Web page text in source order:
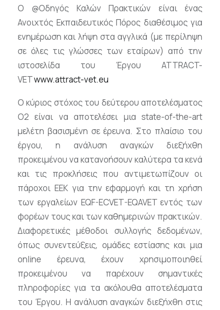
Ο @Οδηγός Καλών Πρακτικών είναι ένας
Ανοιχτός Εκπαιδευτικός Πόρος διαθέσιμος για
ενημέρωση και λήψη στα αγγλικά (με περίληψη
σε όλες τις γλώσσες των εταίρων) από την
ιστοσελίδα του Έργου ATTRACT-
VETwww.attract-vet.eu
Ο κύριος στόχος του δεύτερου αποτελέσματος
Ο2 είναι να αποτελέσει μια state-of-the-art
μελέτη βασισμένη σε έρευνα. Στο πλαίσιο του
έργου, η ανάλυση αναγκών διεξήχθη
προκειμένου να κατανοήσουν καλύτερα τα κενά
και τις προκλήσεις που αντιμετωπίζουν οι
πάροχοι ΕΕΚ για την εφαρμογή και τη χρήση
των εργαλείων EQF-ECVET-EQAVET εντός των
φορέων τους και των καθημερινών πρακτικών.
Διαφορετικές μέθοδοι συλλογής δεδομένων,
όπως συνεντεύξεις, ομάδες εστίασης και μια
online έρευνα, έχουν χρησιμοποιηθεί
προκειμένου να παρέχουν σημαντικές
πληροφορίες για τα ακόλουθα αποτελέσματα
του Έργου. Η ανάλυση αναγκών διεξήχθη στις